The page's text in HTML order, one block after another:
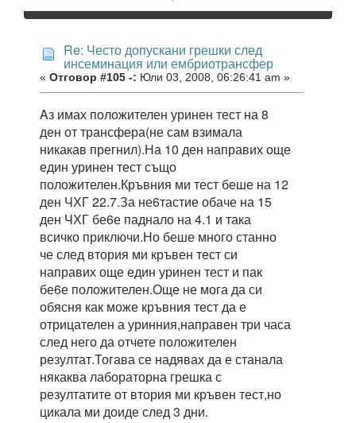
Re: Често допускани грешки след
инсеминация или ембриотрансфер
« Отговор #105 -: Юли 03, 2008, 06:26:41 am »
Aз имах положителен уринен тест на 8
ден от трансфера(не сам взимала
никакав прегнил).На 10 ден направих още
един уринен тест също
положителен.Кръвния ми тест беше на 12
ден ЧХГ 22.7.За не6тастие обаче на 15
ден ЧХГ бе6е паднало на 4.1 и така
всичко приключи.Но беше много станно
че след втория ми кръвен тест си
направих още един уринен тест и пак
бе6е положителен.Още не мога да си
обясня как може кръвния тест да е
отрицателен а уринния,направен три часа
след него да отчете положителен
резултат.Тогава се надявах да е станала
някаква лабораторна грешка с
резултатите от втория ми кръвен тест,но
цикала ми доиде след 3 дни.